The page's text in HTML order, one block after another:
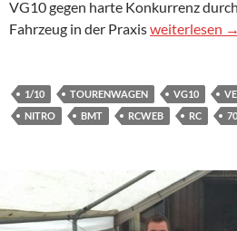
VG10 gegen harte Konkurrenz
Fahrzeug in der PraxisBMT 701
weiterlesen →
1/10 TOURENWAGEN VG10
NITRO
BMT RCWEB RC